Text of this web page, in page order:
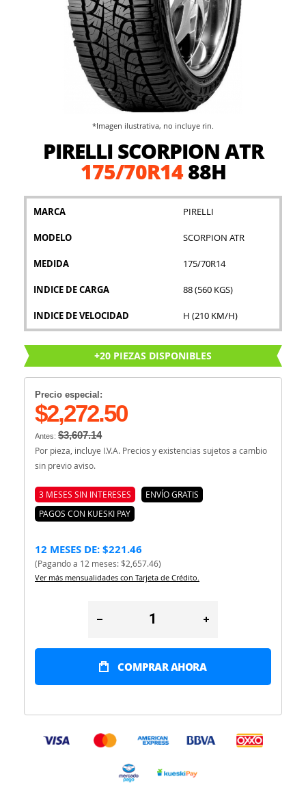
PIRELLI SCORPION ATR
175/70R1488H
MARCA PIRELLI
MODELO SCORPION ATR
MEDIDA 175/70R14
INDICE DE CARGA 88 (560 KGS)
INDICE DE VELOCIDAD H (210 KM/H)
+20 PIEZAS DISPONIBLES
Precio especial:
$2,272.50
Antes: $3,607.14
Por pieza, incluye I.V.A. Precios y existencias sujetos a cambio
sin previo aviso.
3 MESES SIN INTERESES
ENVÍO GRATIS
PAGOS CON KUESKI PAY
12 MESES DE: $221.46
(Pagando a 12 meses: $2,657.46)
Ver más mensualidades con Tarjeta de Crédito.
COMPRAR AHORA
*Imagen ilustrativa, no incluye rin.
galería
imágenes